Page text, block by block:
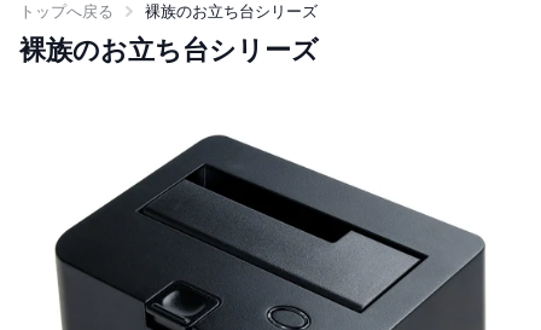
トップへ戻る 裸族のお立ち台シリーズ
裸族のお立ち台シリーズ